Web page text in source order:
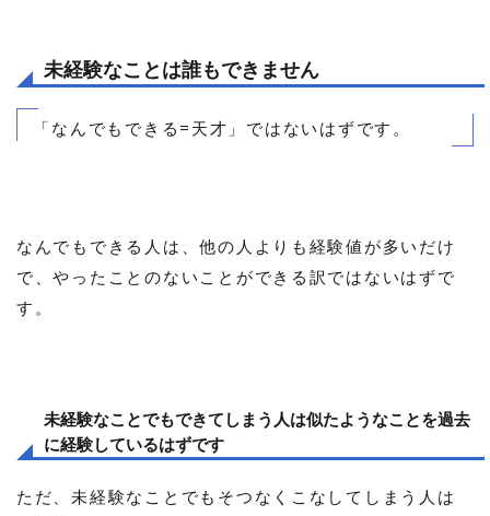
未経験なことは誰もできません
「なんでもできる=天才」ではないはずです。
なんでもできる人は、他の人よりも経験値が多いだけ
で、やったことのないことができる訳ではないはずで
す。
未経験なことでもできてしまう人は似たようなことを過去
に経験しているはずです
ただ、未経験なことでもそつなくこなしてしまう人は